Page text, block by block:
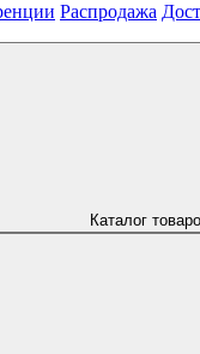
Распродажа
Каталог